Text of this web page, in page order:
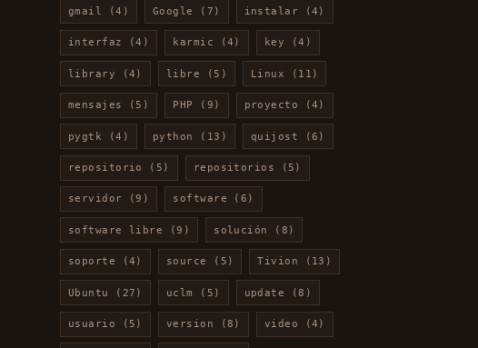
gmail (4) Google (7) instalar (4)
interfaz (4) karmic (4) key (4)
library (4) libre (5) Linux (11)
mensajes (5) PHP (9) proyecto (4)
pygtk (4) python (13) quijost (6)
repositorio (5) repositorios (5)
servidor (9) software (6)
software libre (9) solución (8)
soporte (4) source (5) Tivion (13)
Ubuntu (27) uclm (5) update (8)
usuario (5) version (8) video (4)